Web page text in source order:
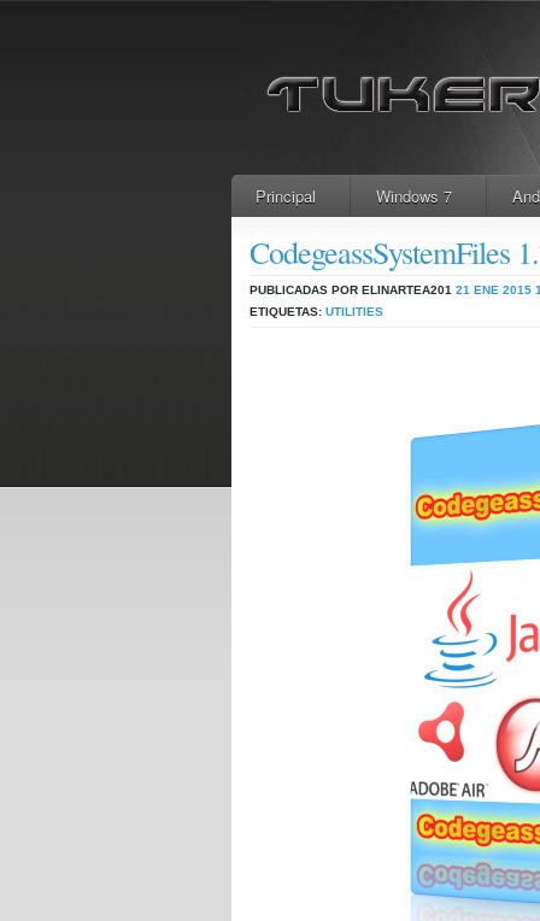
Principal Windows 7
CodegeassSystemFiles
PUBLICADAS POR ELINARTEA201 21 ENE 2015
ETIQUETAS: UTILITIES